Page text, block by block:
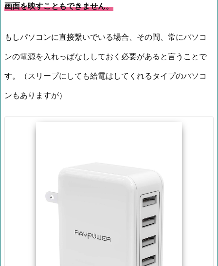
画面を映すこともできません。
もしパソコンに直接繋いでいる場合、その間、常にパソコ
ンの電源を入れっぱなししておく必要があると言うことで
す。（スリープにしても給電はしてくれるタイプのパソコ
ンもありますが）